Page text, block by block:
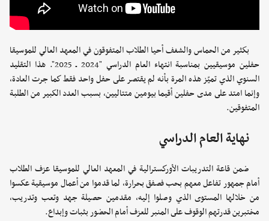
بكثير من الحماس والشغف أحيا الطلاب المتفوقون في المعهد العالي للموسيقا
حفلين موسيقيين بمناسبة انتهاء العام الدراسي "2024 ـ 2025". هذا التقليد
السنوي الذي تميّز هذه المرة بأنه لم يقتصر على حفل واحد فقط كما جرت العادة،
وإنما امتد على مدى حفلين أقيما بيومين متتاليين، بسبب العدد الكبير من الطلبة
المتفوقين.
نهاية العام الدراسي
ضمن قاعة التدريبات الأوركسترالية في المعهد العالي للموسيقا عزف الطلاب
أمام جمهور تفاعل معهم بحب فصفق بحرارة، لما قدموا من أعمال موسيقية عكسوا
من خلالها المستوى الذي وصلوا إليه، مقدمين حصيلة جهد وتعب وتدريب،
مختبرين قدرتهم الوقوف على المنبر للعزف أمام الحضور بثبات وإبداع.